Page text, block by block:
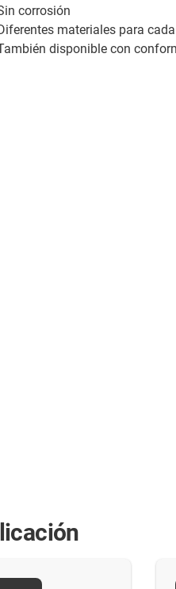
corrosión
materiales para
disponible con